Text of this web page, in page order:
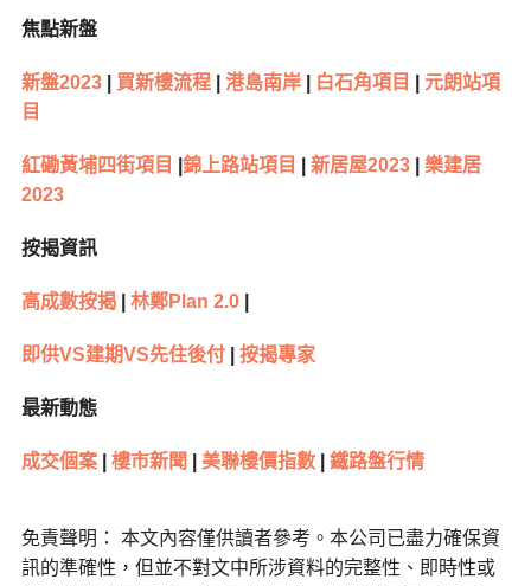
焦點新盤
新盤2023| 買新樓流程| 港島南岸| 白石角項目
元朗站項
目
紅磡黃埔四街項目 錦上路站項目 新居屋2023|
樂建居
2023
按揭資訊
高成數按揭| 林鄭Plan 2.0|
即供VS建期VS先住後付| 按揭專家
最新動態
成交個案| 樓市新聞 美聯樓價指數| 鐵路盤行情
免責聲明： 本文內容僅供讀者參考。本公司已盡力確保資
訊的準確性，但並不對文中所涉資料的完整性、即時性或